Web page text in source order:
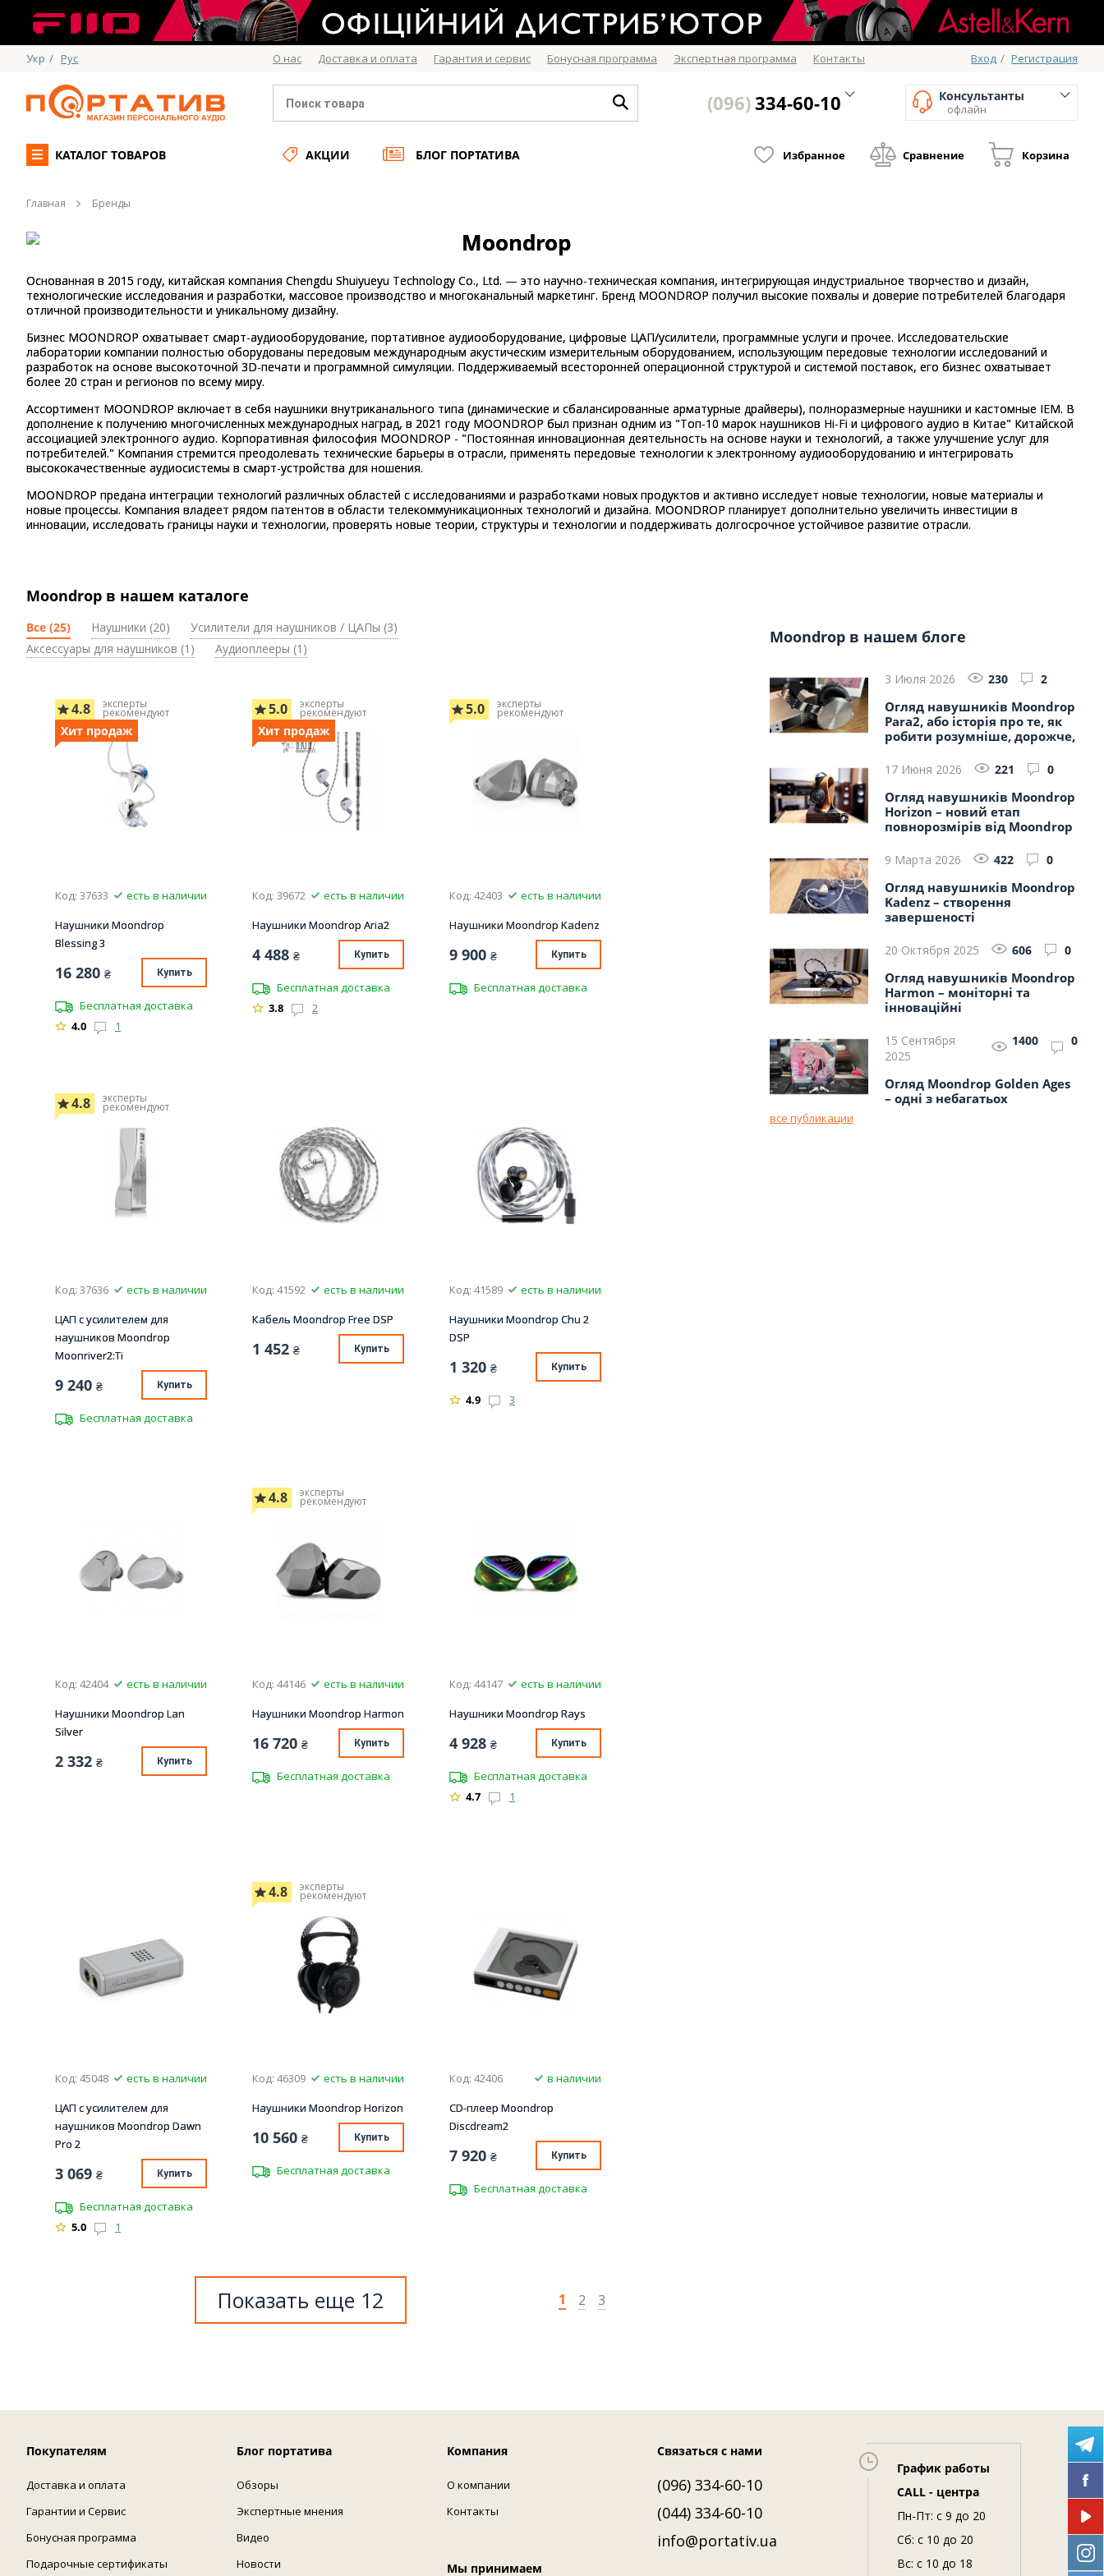
Укр / Рус О нас Доставка и оплата Гарантия и сервис Бонусная программа Экспертная программа Контакты Вход / Регистрация
(096)334-60-10 Консультанты
офлайн
КАТАЛОГ ТОВАРОВ АКЦИИ БЛОГ ПОРТАТИВА Избранное Сравнение Корзина
Главная Бренды
Moondrop
Основанная в 2015 году, китайская компания Chengdu Shuiyueyu Technology Co., Ltd. — это научно-техническая компания, интегрирующая индустриальное творчество и дизайн,
технологические исследования и разработки, массовое производство и многоканальный маркетинг. Бренд MOONDROP получил высокие похвалы и доверие потребителей благодаря
отличной производительности и уникальному дизайну.
Бизнес MOONDROP охватывает смарт-аудиооборудование, портативное аудиооборудование, цифровые ЦАП/усилители, программные услуги и прочее. Исследовательские
лаборатории компании полностью оборудованы передовым международным акустическим измерительным оборудованием, использующим передовые технологии исследований и
разработок на основе высокоточной 3D-печати и программной симуляции. Поддерживаемый всесторонней операционной структурой и системой поставок, его бизнес охватывает
более 20 стран и регионов по всему миру.
Ассортимент MOONDROP включает в себя наушники внутриканального типа (динамические и сбалансированные арматурные драйверы), полноразмерные наушники и кастомные IEM. В
дополнение к получению многочисленных международных наград, в 2021 году MOONDROP был признан одним из "Топ-10 марок наушников Hi-Fi и цифрового аудио в Китае" Китайской
ассоциацией электронного аудио. Корпоративная философия MOONDROP - "Постоянная инновационная деятельность на основе науки и технологий, а также улучшение услуг для
потребителей." Компания стремится преодолевать технические барьеры в отрасли, применять передовые технологии к электронному аудиооборудованию и интегрировать
высококачественные аудиосистемы в смарт-устройства для ношения.
MOONDROP предана интеграции технологий различных областей с исследованиями и разработками новых продуктов и активно исследует новые технологии, новые материалы и
новые процессы. Компания владеет рядом патентов в области телекоммуникационных технологий и дизайна. MOONDROP планирует дополнительно увеличить инвестиции в
инновации, исследовать границы науки и технологии, проверять новые теории, структуры и технологии и поддерживать долгосрочное устойчивое развитие отрасли.
Moondrop в нашем каталоге
Все (25) Наушники (20)
Усилители для наушников / ЦАПы (3)
Аксессуары для наушников (1)
Аудиоплееры (1)
4.8 эксперты
рекомендуют
Хит продаж
Код: 37633
есть в наличии
Наушники Moondrop
Blessing 3
16 280 ₴ Купить
Бесплатная доставка
4.0
1
5.0 эксперты
рекомендуют
Хит продаж
Код: 39672
есть в наличии
Наушники Moondrop Aria2
4 488 ₴ Купить
Бесплатная доставка
3.8
2
5.0 эксперты
рекомендуют
Код: 42403
есть в наличии
Наушники Moondrop Kadenz
9 900 ₴ Купить
Бесплатная доставка
4.8 эксперты
рекомендуют
Код: 37636
есть в наличии
ЦАП с усилителем для
наушников Moondrop
Moonriver2:Ti
9 240 ₴ Купить
Бесплатная доставка
Код: 41592
есть в наличии
Кабель Moondrop Free DSP
1 452 ₴ Купить
Код: 41589
есть в наличии
Наушники Moondrop Chu 2
DSP
1 320 ₴ Купить
4.9 3
Код: 42404
есть в наличии
Наушники Moondrop Lan
Silver
2 332 ₴ Купить
4.8 эксперты
рекомендуют
Код: 44146
есть в наличии
Наушники Moondrop Harmon
16 720 ₴ Купить
Бесплатная доставка
Код: 44147
есть в наличии
Наушники Moondrop Rays
4 928 ₴ Купить
Бесплатная доставка
4.7
1
Код: 45048
есть в наличии
ЦАП с усилителем для
наушников Moondrop Dawn
Pro 2
3 069 ₴ Купить
Бесплатная доставка
5.0
1
4.8 эксперты
рекомендуют
Код: 46309
есть в наличии
Наушники Moondrop Horizon
10 560 ₴ Купить
Бесплатная доставка
Код: 42406
в наличии
CD-плеер Moondrop
Discdream2
7 920 ₴ Купить
Бесплатная доставка
Показать еще 12 1 2 3
Moondrop в нашем блоге
3 Июля 2026 230 2
Огляд навушників Moondrop
Para2, або історія про те, як
робити розумніше, дорожче,
17 Июня 2026 221 0
Огляд навушників Moondrop
Horizon – новий етап
повнорозмірів від Moondrop
9 Марта 2026 422 0
Огляд навушників Moondrop
Kadenz – створення
завершеності
20 Октября 2025 606 0
Огляд навушників Moondrop
Harmon – моніторні та
інноваційні
15 Сентября
2025
1400 0
Огляд Moondrop Golden Ages
– одні з небагатьох
все публикации
Покупателям
Доставка и оплата
Гарантии и Сервис
Бонусная программа
Подарочные сертификаты
Блог портатива
Обзоры
Экспертные мнения
Видео
Новости
Компания
О компании
Контакты
Мы принимаем
Связаться с нами
(096) 334-60-10
(044) 334-60-10
info@portativ.ua
График работы
CALL - центра
Пн-Пт: c 9 до 20
Сб: с 10 до 20
Вс: с 10 до 18